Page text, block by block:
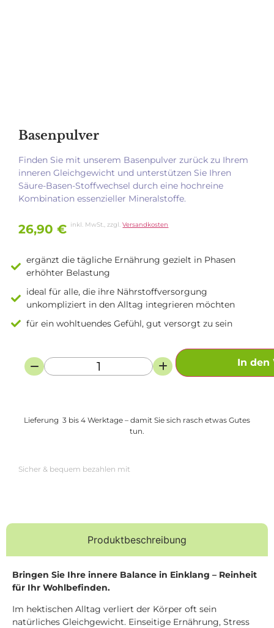
Basenpulver
Finden Sie mit unserem Basenpulver zurück zu Ihrem
inneren Gleichgewicht und unterstützen Sie Ihren
Säure-Basen-Stoffwechsel durch eine hochreine
Kombination essenzieller Mineralstoffe.
26,90 € inkl. MwSt., zzgl.Versandkosten
ergänzt die tägliche Ernährung gezielt in Phasen
erhöhter Belastung
ideal für alle, die ihre Nährstoffversorgung
unkompliziert in den Alltag integrieren möchten
für ein wohltuendes Gefühl, gut versorgt zu sein
In den
Lieferung 3 bis 4 Werktage – damit Sie sich rasch etwas Gutes
tun.
Sicher & bequem bezahlen mit
Produktbeschreibung
Bringen Sie Ihre innere Balance in Einklang – Reinheit
für Ihr Wohlbefinden.
Im hektischen Alltag verliert der Körper oft sein
natürliches Gleichgewicht. Einseitige Ernährung, Stress